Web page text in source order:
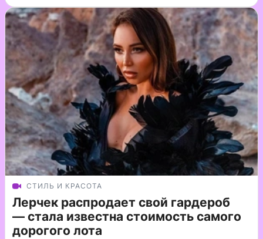
СТИЛЬ И КРАСОТА
Лерчек распродает свой гардероб
— стала известна стоимость самого
дорогого лота